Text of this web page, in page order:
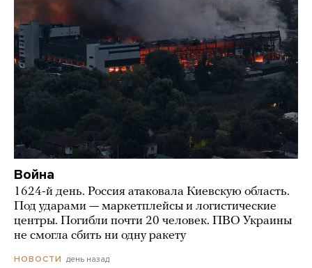
Война
1624-й день. Россия атаковала Киевскую область.
Под ударами — маркетплейсы и логистические
центры. Погибли почти 20 человек. ПВО Украины
не смогла сбить ни одну ракету
НОВОСТИ день назад